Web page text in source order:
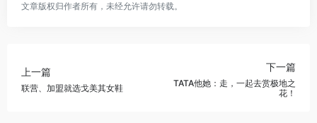
文章版权归作者所有，未经允许请勿转载。
上一篇
联营、加盟就选戈美其女鞋
下一篇
TATA他她：走，一起去赏极地之
花！